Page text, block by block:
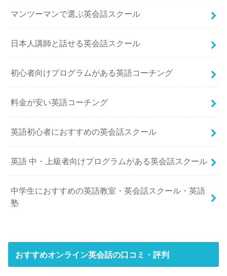
マンツーマンで選ぶ英会話スクール
日本人講師と話せる英会話スクール
初心者向けプログラムがある英語コーチング
料金が安い英語コーチング
英語初心者におすすめの英会話スクール
英語 中・上級者向けプログラムがある英会話スクール
中学生におすすめの英語教室・英会話スクール・英語
塾
おすすめオンライン英会話の口コミ・評判